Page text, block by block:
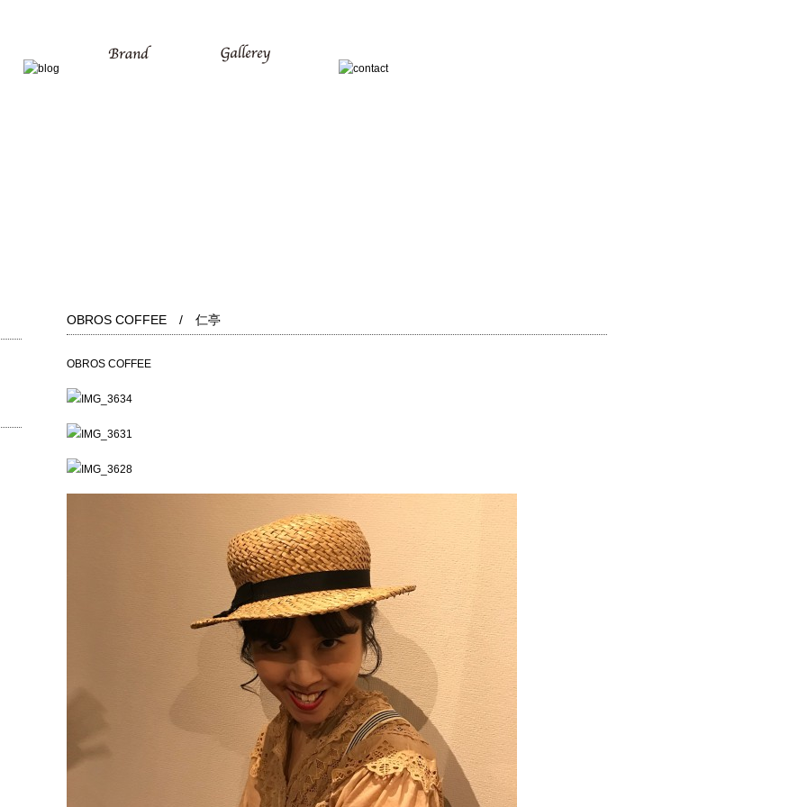
OBROS COFFEE / 仁亭
OBROS COFFEE